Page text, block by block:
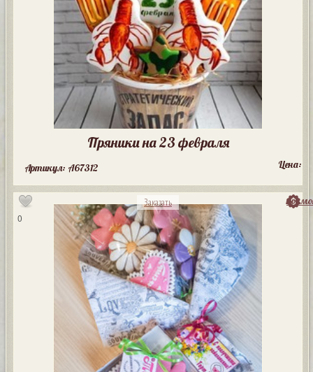
Пряники на 23 февраля
Артикул: A67312 Цена:
0
Заказать